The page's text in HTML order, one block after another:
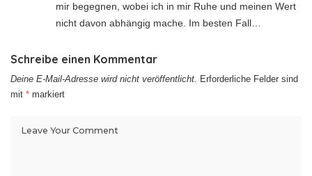
mir begegnen, wobei ich in mir Ruhe und meinen Wert
nicht davon abhängig mache. Im besten Fall…
Schreibe einen Kommentar
Deine E-Mail-Adresse wird nicht veröffentlicht. Erforderliche Felder sind
mit * markiert